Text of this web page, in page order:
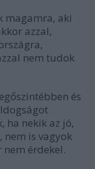
magamra, aki
azzal,
nem tudok
és
ha nekik az jó,
nem is vagyok
érdekel.